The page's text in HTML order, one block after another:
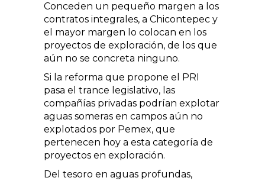
Conceden un pequeño margen a los
contratos integrales, a Chicontepec y
el mayor margen lo colocan en los
proyectos de exploración, de los que
aún no se concreta ninguno.
Si la reforma que propone el PRI
pasa el trance legislativo, las
compañías privadas podrían explotar
aguas someras en campos aún no
explotados por Pemex, que
pertenecen hoy a esta categoría de
proyectos en exploración.
Del tesoro en aguas profundas,